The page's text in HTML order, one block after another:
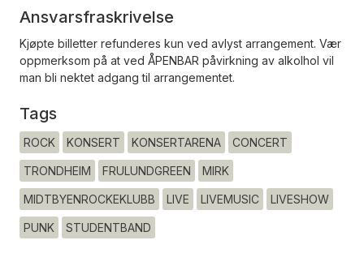
Ansvarsfraskrivelse
Kjøpte billetter refunderes kun ved avlyst arrangement. Vær
oppmerksom på at ved ÅPENBAR påvirkning av alkolhol vil
man bli nektet adgang til arrangementet.
Tags
ROCK KONSERT KONSERTARENA CONCERT
TRONDHEIM FRULUNDGREEN MIRK
MIDTBYENROCKEKLUBB LIVE LIVEMUSIC LIVESHOW
PUNK STUDENTBAND